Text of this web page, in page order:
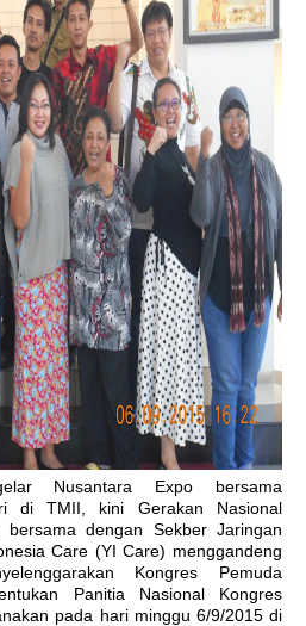
Nusantara Expo bersama
di TMII, kini Gerakan Nasional
, bersama dengan Sekber Jaringan
Care (YI Care) menggandeng
Kongres Pemuda
Panitia Nasional Kongres
pada hari minggu 6/9/2015 di